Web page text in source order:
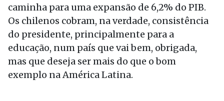
caminha para uma expansão de 6,2% do PIB.
Os chilenos cobram, na verdade, consistência
do presidente, principalmente para a
educação, num país que vai bem, obrigada,
mas que deseja ser mais do que o bom
exemplo na América Latina.